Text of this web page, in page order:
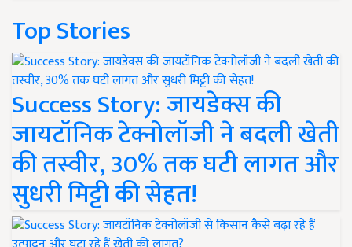
Top Stories
Success Story: जायडेक्स की
जायटॉनिक टेक्नोलॉजी ने बदली खेती
की तस्वीर, 30% तक घटी लागत और
सुधरी मिट्टी की सेहत!